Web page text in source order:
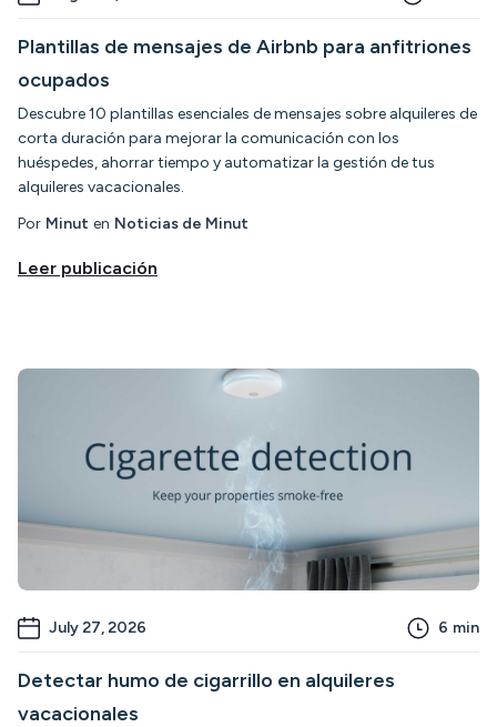
Plantillas de mensajes de Airbnb para anfitriones
ocupados
Descubre 10 plantillas esenciales de mensajes sobre alquileres de
corta duración para mejorar la comunicación con los
huéspedes, ahorrar tiempo y automatizar la gestión de tus
alquileres vacacionales.
Por Minut en Noticias de Minut
Leer publicación
July 27, 2026 6 min
Detectar humo de cigarrillo en alquileres
vacacionales